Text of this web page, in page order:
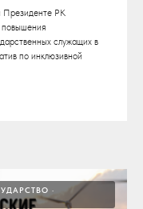
Президенте РК
повышения
служащих в
по инклюзивной